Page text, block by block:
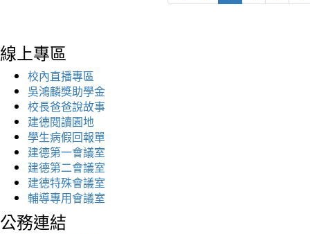
線上專區
校內直播專區
吳鴻麟獎助學金
校長爸爸說故事
建德閱讀園地
學生病假回報單
建德第一會議室
建德第二會議室
建德特殊會議室
輔導專用會議室
公務連結